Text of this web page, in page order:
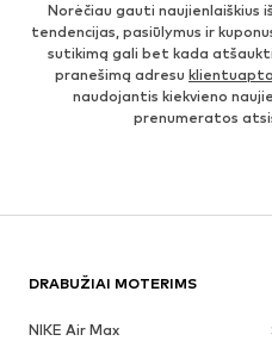
Norėčiau gauti naujienlaiškius
tendencijas, pasiūlymus ir
sutikimą gali bet kada
pranešimą adresu
naudojantis kiekvieno
prenumeratos
DRABUŽIAI MOTERIMS
NIKE Air Max